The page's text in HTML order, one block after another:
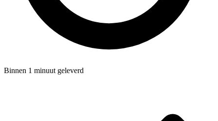
Binnen 1 minuut geleverd